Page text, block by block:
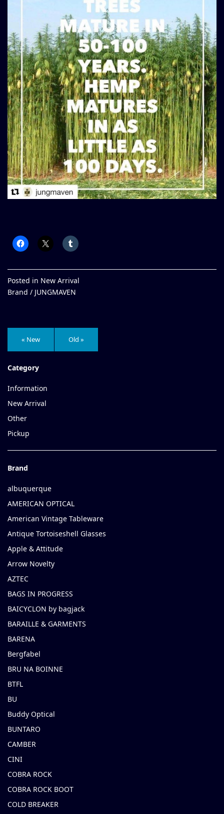
Posted in New Arrival
Brand / JUNGMAVEN
« New Old »
Category
Information
New Arrival
Other
Pickup
Brand
albuquerque
AMERICAN OPTICAL
American Vintage Tableware
Antique Tortoiseshell Glasses
Apple & Attitude
Arrow Novelty
AZTEC
BAGS IN PROGRESS
BAICYCLON by bagjack
BARAILLE & GARMENTS
BARENA
Bergfabel
BRU NA BOINNE
BTFL
BU
Buddy Optical
BUNTARO
CAMBER
CINI
COBRA ROCK
COBRA ROCK BOOT
COLD BREAKER